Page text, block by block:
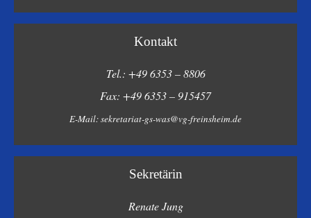
Kontakt
Tel.: +49 6353 – 8806
Fax: +49 6353 – 915457
E-Mail:sekretariat-gs-was@vg-freinsheim.de
Sekretärin
Renate Jung